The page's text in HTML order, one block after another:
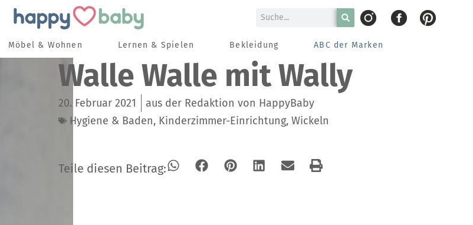
Möbel & Wohnen Lernen & Spielen Bekleidung ABC der Marken
Walle Walle mit Wally
20. Februar 2021
aus der Redaktion von HappyBaby
Hygiene & Baden, Kinderzimmer-Einrichtung,Wickeln
Teile diesen Beitrag: